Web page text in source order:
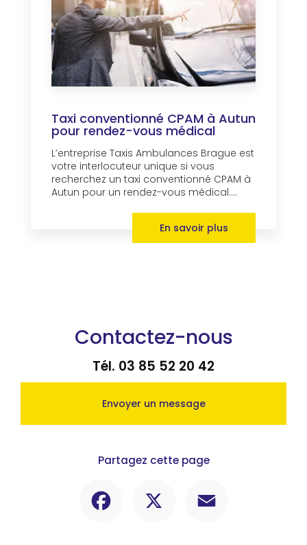
Taxi conventionné CPAM à Autun
pour rendez-vous médical
L’entreprise Taxis Ambulances Brague est
votre interlocuteur unique si vous
recherchez un taxi conventionné CPAM à
Autun pour un rendez-vous médical....
En savoir plus
Contactez-nous
Tél. 03 85 52 20 42
Envoyer un message
Partagez cette page